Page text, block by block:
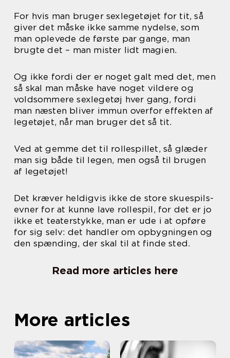
For hvis man bruger sexlegetøjet for tit, så
giver det måske ikke samme nydelse, som
man oplevede de første par gange, man
brugte det – man mister lidt magien.
Og ikke fordi der er noget galt med det, men
så skal man måske have noget vildere og
voldsommere sexlegetøj hver gang, fordi
man næsten bliver immun overfor effekten af
legetøjet, når man bruger det så tit.
Ved at gemme det til rollespillet, så glæder
man sig både til legen, men også til brugen
af legetøjet!
Det kræver heldigvis ikke de store skuespils-
evner for at kunne lave rollespil, for det er jo
ikke et teaterstykke, man er ude i at opføre
for sig selv: det handler om opbygningen og
den spænding, der skal til at finde sted.
Read more articles here
More articles